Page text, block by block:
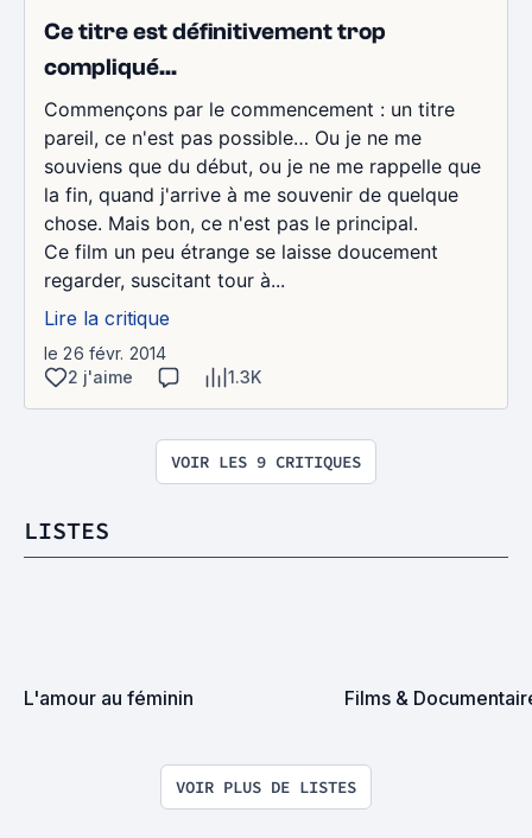
Ce titre est définitivement trop
compliqué...
Commençons par le commencement : un titre
pareil, ce n'est pas possible… Ou je ne me
souviens que du début, ou je ne me rappelle que
la fin, quand j'arrive à me souvenir de quelque
chose. Mais bon, ce n'est pas le principal.
Ce film un peu étrange se laisse doucement
regarder, suscitant tour à...
Lire la critique
le 26 févr. 2014
2 j'aime
1.3K
VOIR LES 9 CRITIQUES
LISTES
L'amour au féminin Films &
VOIR PLUS DE LISTES